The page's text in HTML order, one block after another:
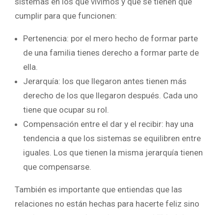
cumplir para que funcionen:
Pertenencia: por el mero hecho de formar parte
de una familia tienes derecho a formar parte de
ella.
Jerarquía: los que llegaron antes tienen más
derecho de los que llegaron después. Cada uno
tiene que ocupar su rol.
Compensación entre el dar y el recibir: hay una
tendencia a que los sistemas se equilibren entre
iguales. Los que tienen la misma jerarquía tienen
que compensarse.
También es importante que entiendas que las
relaciones no están hechas para hacerte feliz sino